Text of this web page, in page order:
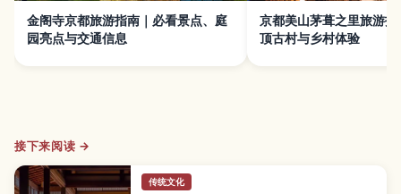
金阁寺京都旅游指南｜必看景点、庭
园亮点与交通信息
京都美山茅葺之里旅游指
顶古村与乡村体验
接下来阅读 →
传统文化